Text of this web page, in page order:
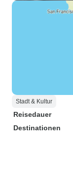
Stadt & Kultur
Reisedauer
Destinationen